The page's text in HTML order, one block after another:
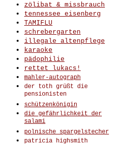
zölibat & missbrauch
tennessee eisenberg
TAMIFLU
schrebergarten
illegale altenpflege
karaoke
pädophilie
rettet lukacs!
mahler-autograph
der toth grüßt die
pensionisten
schützenkönigin
die gefährlichkeit der
salami
polnische spargelstecher
patricia highsmith